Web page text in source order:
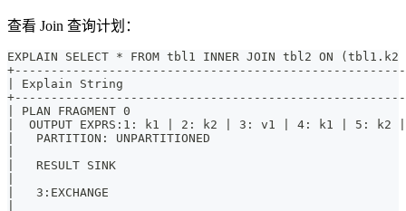
查看 Join 查询计划：
EXPLAIN SELECT * FROM tbl1 INNER JOIN tbl2 ON
| Explain String
| PLAN FRAGMENT 0
|  OUTPUT EXPRS:1: k1 | 2: k2 | 3: v1 | 4: k1 |
|   PARTITION: UNPARTITIONED
|   RESULT SINK
|   3:EXCHANGE